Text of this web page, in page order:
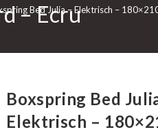
– Ecru
Bed Julia – Elektrisch –
Boxspring Bed
Elektrisch –